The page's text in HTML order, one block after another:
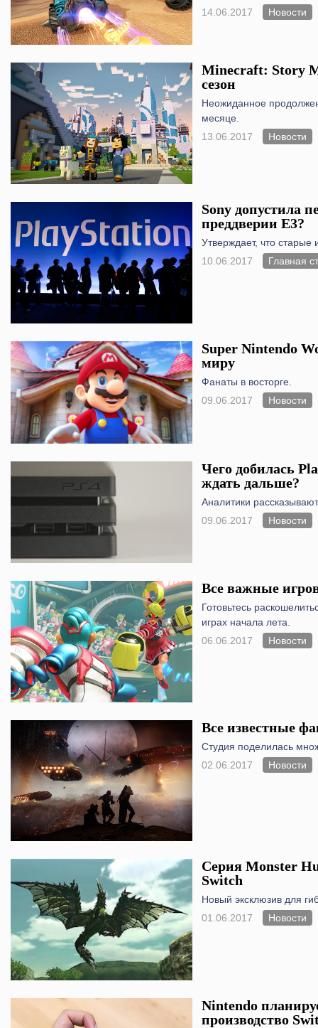
14.06.2017
Новости
Minecraft: Story
сезон
Неожиданное
месяце.
13.06.2017
Новости
Sony допустила
преддверии Е3?
Утверждает, что старые
10.06.2017
Главная
Super Nintendo
миру
Фанаты в восторге.
09.06.2017
Новости
Чего добилась
ждать дальше?
Аналитики
09.06.2017
Новости
Все важные
Готовьтесь
играх начала лета.
06.06.2017
Новости
Все известные
Студия поделилась
02.06.2017
Новости
Серия Monster
Switch
Новый эксклюзив для
01.06.2017
Новости
Nintendo
производство